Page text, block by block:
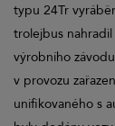
typu 24Tr
trolejbus
výrobního
v provozu
unifikovaného s